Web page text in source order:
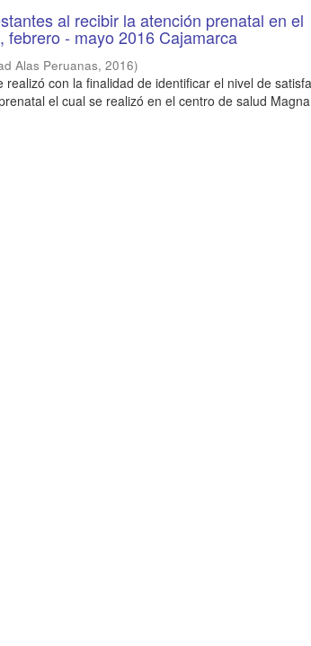
al recibir la atención prenatal en el
febrero - mayo 2016 Cajamarca
Alas Peruanas,2016)
con la finalidad de identificar el nivel de
el cual se realizó en el centro de salud Magna